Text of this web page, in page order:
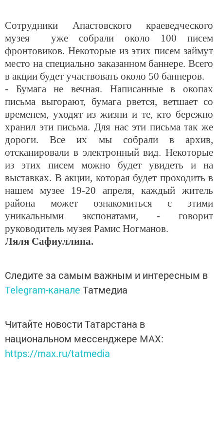
Сотрудники Апастовского краеведческого
музея уже собрали около 100 писем
фронтовиков. Некоторые из этих писем займут
место на специально заказанном баннере. Всего
в акции будет участвовать около 50 баннеров.
- Бумага не вечная. Написанные в окопах
письма выгорают, бумага рвется, ветшает со
временем, уходят из жизни и те, кто бережно
хранил эти письма. Для нас эти письма так же
дороги. Все их мы собрали в архив,
отсканировали в электронный вид. Некоторые
из этих писем можно будет увидеть и на
выставках. В акции, которая будет проходить в
нашем музее 19-20 апреля, каждый житель
района может ознакомиться с этими
уникальными экспонатами, - говорит
руководитель музея Рамис Ногманов.
Ляля Сафиуллина.
Следите за самым важным и интересным в
Telegram-канале Татмедиа
Читайте новости Татарстана в
национальном мессенджере MАХ:
https://max.ru/tatmedia